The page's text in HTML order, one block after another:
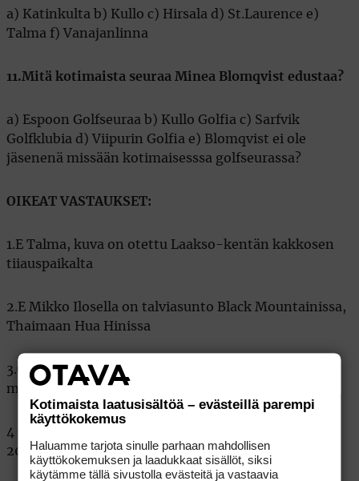
a) Katinkulta b) Kullo c) Hirsala d) St.Laurence e)
Talma f) Vanajanlinna
11.Mitä kotimaista seuraa Minea Blomqvist edustaa?
a) Espoon Golfseuraa b) Kullo Golfia c) Sarfvik
Golfklubia d) Viipurin Golfia e) Blomqvist ei ole
jäsenenä missään kotimaisesssa golfseurassa?
OIKEAT VASTAUKSET:
1.E Talma, kuva on otettu Laakso-kentän kakkosen
tiiauspaikalta
2.E Mikko Ilosella on talviasunto Black Mountainissa,
Thaimaan Hua Hinissa
3.C Suomen Golfliitto on alustavasti tutkinut
mahdollisuutta siirtää toimistonsa Taliin
4 C Naisten EM-kisat pelataan Ruissalossa kesällä
2013
Kotimaista laatusisältöä – evästeillä parempi
käyttökokemus
Haluamme tarjota sinulle parhaan mahdollisen
käyttökokemuksen ja laadukkaat sisällöt, siksi
käytämme tällä sivustolla evästeitä ja vastaavia